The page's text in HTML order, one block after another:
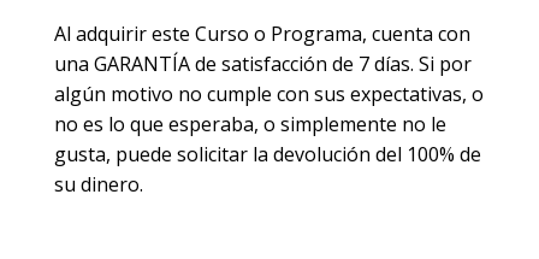
Al adquirir este Curso o Programa, cuenta con
una GARANTÍA de satisfacción de 7 días. Si por
algún motivo no cumple con sus expectativas, o
no es lo que esperaba, o simplemente no le
gusta, puede solicitar la devolución del 100% de
su dinero.